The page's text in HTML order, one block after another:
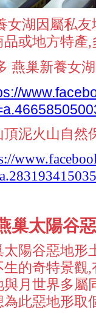
女湖因屬私
品或地方特產
燕巢新養女
頂泥火山自然
巢太陽谷
太陽谷惡地形
生的奇特景觀
與月世界多屬
為此惡地形取